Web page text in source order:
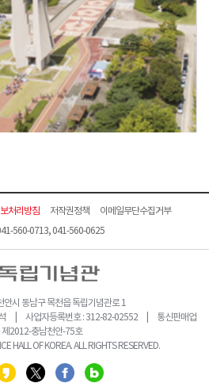
처리방침 저작권정책
이메일무단수집거부
560-0713, 041-560-0625
안시 동남구 목천읍 독립기념관로 1
| 사업자등록번호 : 312-82-02552 | 통신판매업
제2012-충남천안-75호
HALL OF KOREA. ALL RIGHTS RESERVED.